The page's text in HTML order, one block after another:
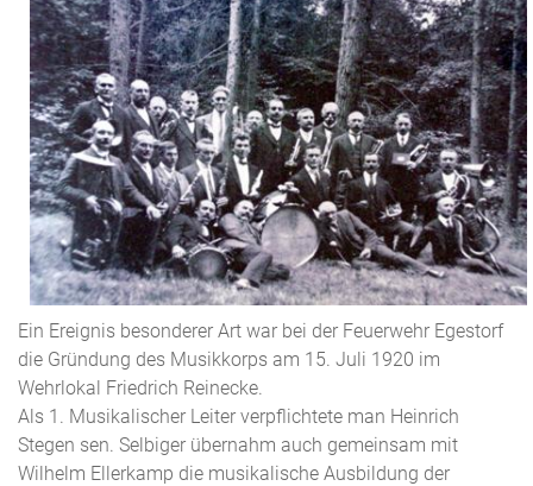
Ein Ereignis besonderer Art war bei der Feuerwehr Egestorf
die Gründung des Musikkorps am 15. Juli 1920 im
Wehrlokal Friedrich Reinecke.
Als 1. Musikalischer Leiter verpflichtete man Heinrich
Stegen sen. Selbiger übernahm auch gemeinsam mit
Wilhelm Ellerkamp die musikalische Ausbildung der